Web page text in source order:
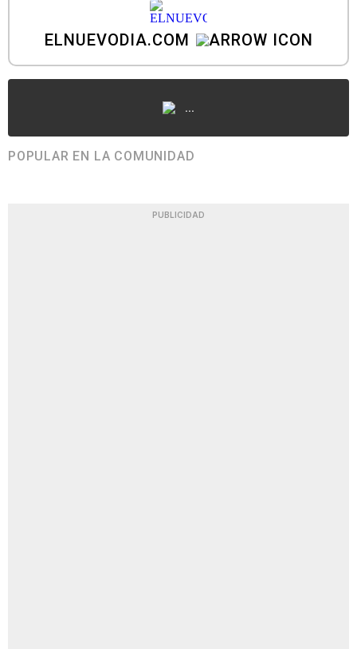
ELNUEVODIA.COM
...
POPULAR EN LA COMUNIDAD
PUBLICIDAD